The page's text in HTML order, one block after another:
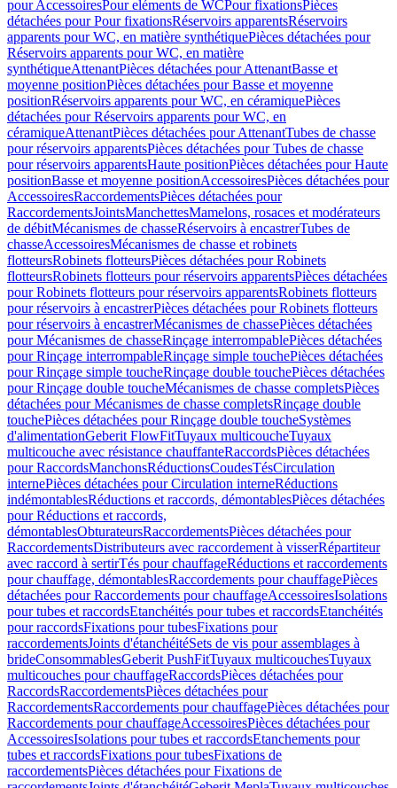
pour AccessoiresPour eléments de WCPour fixationsPièces
détachées pour Pour fixationsRéservoirs apparentsRéservoirs
apparents pour WC, en matière synthétiquePièces détachées pour
Réservoirs apparents pour WC, en matière
synthétiqueAttenantPièces détachées pour AttenantBasse et
moyenne positionPièces détachées pour Basse et moyenne
positionRéservoirs apparents pour WC, en céramiquePièces
détachées pour Réservoirs apparents pour WC, en
céramiqueAttenantPièces détachées pour AttenantTubes de chasse
pour réservoirs apparentsPièces détachées pour Tubes de chasse
pour réservoirs apparentsHaute positionPièces détachées pour Haute
positionBasse et moyenne positionAccessoiresPièces détachées pour
AccessoiresRaccordementsPièces détachées pour
RaccordementsJointsManchettesMamelons, rosaces et modérateurs
de débitMécanismes de chasseRéservoirs à encastrerTubes de
chasseAccessoiresMécanismes de chasse et robinets
flotteursRobinets flotteursPièces détachées pour Robinets
flotteursRobinets flotteurs pour réservoirs apparentsPièces détachées
pour Robinets flotteurs pour réservoirs apparentsRobinets flotteurs
pour réservoirs à encastrerPièces détachées pour Robinets flotteurs
pour réservoirs à encastrerMécanismes de chassePièces détachées
pour Mécanismes de chasseRinçage interrompablePièces détachées
pour Rinçage interrompableRinçage simple touchePièces détachées
pour Rinçage simple toucheRinçage double touchePièces détachées
pour Rinçage double toucheMécanismes de chasse completsPièces
détachées pour Mécanismes de chasse completsRinçage double
touchePièces détachées pour Rinçage double toucheSystèmes
d'alimentationGeberit FlowFitTuyaux multicoucheTuyaux
multicouche avec résistance chauffanteRaccordsPièces détachées
pour RaccordsManchonsRéductionsCoudesTésCirculation
internePièces détachées pour Circulation interneRéductions
indémontablesRéductions et raccords, démontablesPièces détachées
pour Réductions et raccords,
démontablesObturateursRaccordementsPièces détachées pour
RaccordementsDistributeurs avec raccordement à visserRépartiteur
avec raccord à sertirTés pour chauffageRéductions et raccordements
pour chauffage, démontablesRaccordements pour chauffagePièces
détachées pour Raccordements pour chauffageAccessoiresIsolations
pour tubes et raccordsEtanchéités pour tubes et raccordsEtanchéités
pour raccordsFixations pour tubesFixations pour
raccordementsJoints d'étanchéitéSets de vis pour assemblages à
brideConsommablesGeberit PushFitTuyaux multicouchesTuyaux
multicouches pour chauffageRaccordsPièces détachées pour
RaccordsRaccordementsPièces détachées pour
RaccordementsRaccordements pour chauffagePièces détachées pour
Raccordements pour chauffageAccessoiresPièces détachées pour
AccessoiresIsolations pour tubes et raccordsEtanchements pour
tubes et raccordsFixations pour tubesFixations de
raccordementsPièces détachées pour Fixations de